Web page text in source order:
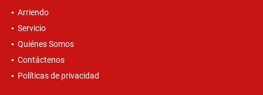
Arriendo
Servicio
Quiénes Somos
Contáctenos
Políticas de privacidad